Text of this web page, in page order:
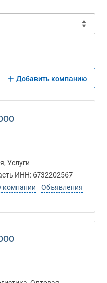
Добавить компанию
Услуги
ИНН: 6732202567
компании
Объявления